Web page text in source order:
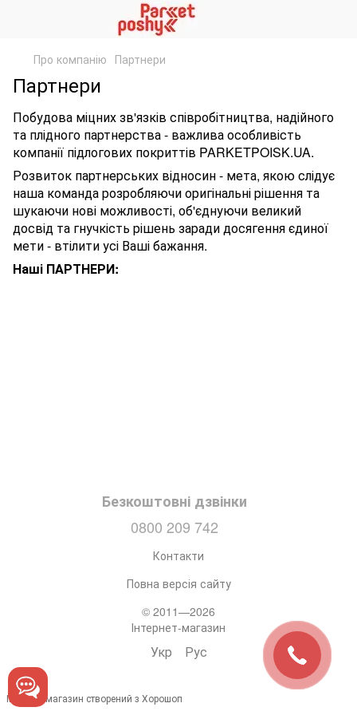
Про компанію Партнери
Партнери
Побудова міцних зв'язків співробітництва, надійного
та плідного партнерства - важлива особливість
компанії підлогових покриттів PARKETPOISK.UA.
Розвиток партнерських відносин - мета, якою слідує
наша команда розробляючи оригінальні рішення та
шукаючи нові можливості, об'єднуючи великий
досвід та гнучкість рішень заради досягення єдиної
мети - втілити усі Ваші бажання.
Наші ПАРТНЕРИ:
Безкоштовні дзвінки
0800 209 742
Контакти
Повна версія сайту
© 2011—2026
Інтернет-магазин
Укр Рус
Інтернет-магазин створений з Хорошоп